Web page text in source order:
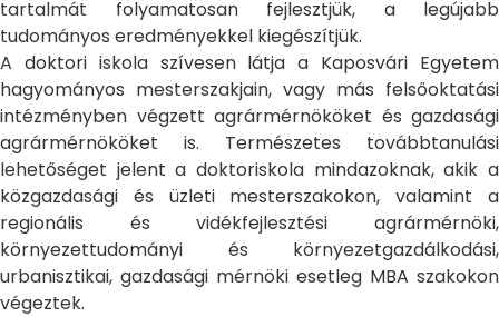
tartalmát folyamatosan fejlesztjük, a legújabb
tudományos eredményekkel kiegészítjük.
A doktori iskola szívesen látja a Kaposvári Egyetem
hagyományos mesterszakjain, vagy más felsőoktatási
intézményben végzett agrármérnököket és gazdasági
agrármérnököket is. Természetes továbbtanulási
lehetőséget jelent a doktoriskola mindazoknak, akik a
közgazdasági és üzleti mesterszakokon, valamint a
regionális és vidékfejlesztési agrármérnöki,
környezettudományi és környezetgazdálkodási,
urbanisztikai, gazdasági mérnöki esetleg MBA szakokon
végeztek.